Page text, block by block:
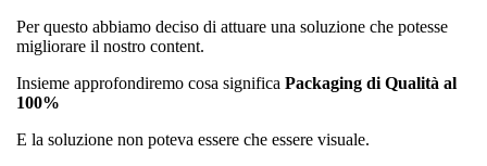
Per questo abbiamo deciso di attuare una soluzione che potesse
migliorare il nostro content.
Insieme approfondiremo cosa significa Packaging di Qualità al
100%
E la soluzione non poteva essere che essere visuale.